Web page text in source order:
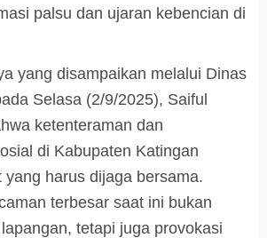
palsu dan ujaran kebencian di
yang disampaikan melalui Dinas
Selasa (2/9/2025), Saiful
ketenteraman dan
di Kabupaten Katingan
yang harus dijaga bersama.
terbesar saat ini bukan
tetapi juga provokasi